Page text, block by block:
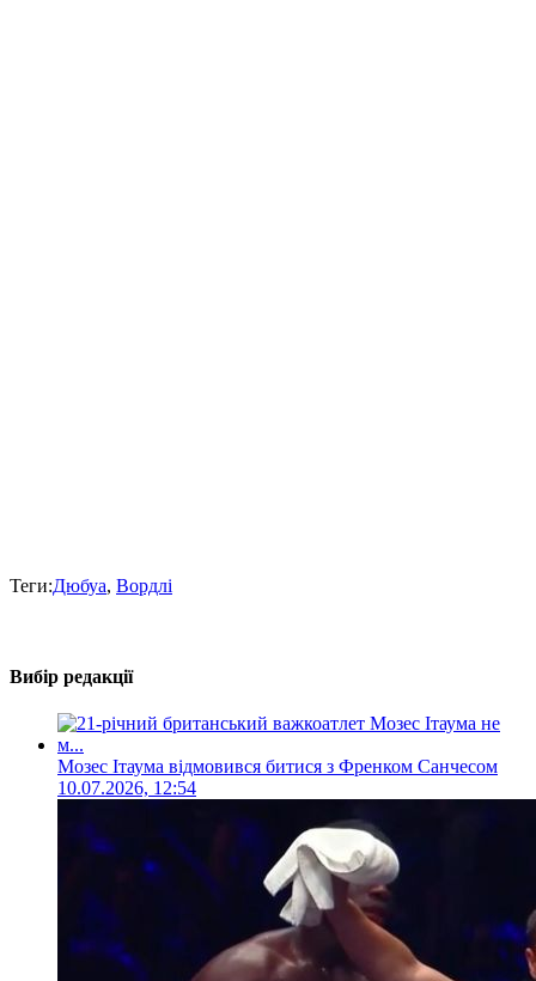
Теги:Дюбуа, Вордлі
Вибір редакції
Мозес Ітаума відмовився битися з Френком Санчесом
10.07.2026, 12:54